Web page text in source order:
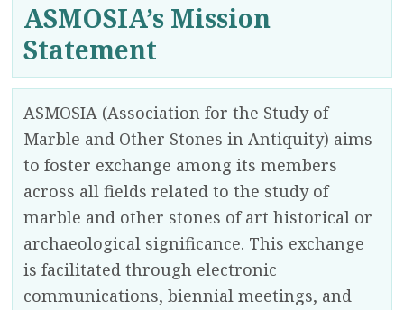
ASMOSIA’s Mission
Statement
ASMOSIA (Association for the Study of
Marble and Other Stones in Antiquity) aims
to foster exchange among its members
across all fields related to the study of
marble and other stones of art historical or
archaeological significance. This exchange
is facilitated through electronic
communications, biennial meetings, and